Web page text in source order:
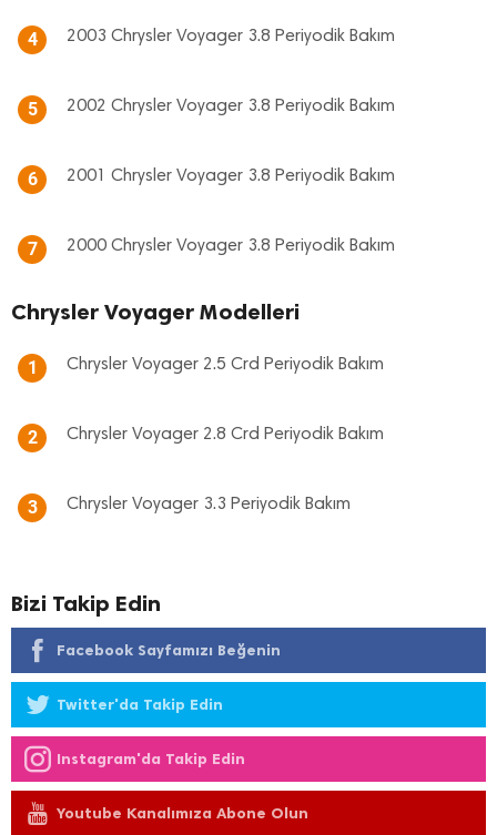
4 2003 Chrysler Voyager 3.8 Periyodik Bakım
5 2002 Chrysler Voyager 3.8 Periyodik Bakım
6 2001 Chrysler Voyager 3.8 Periyodik Bakım
7 2000 Chrysler Voyager 3.8 Periyodik Bakım
Chrysler Voyager Modelleri
1 Chrysler Voyager 2.5 Crd Periyodik Bakım
2 Chrysler Voyager 2.8 Crd Periyodik Bakım
3 Chrysler Voyager 3.3 Periyodik Bakım
Bizi Takip Edin
Facebook Sayfamızı Beğenin
Twitter'da Takip Edin
Instagram'da Takip Edin
Youtube Kanalımıza Abone Olun